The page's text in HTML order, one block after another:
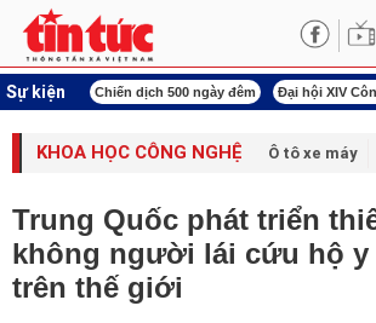
Sự kiện
mạng Chiến dịch 500 ngày đêm Đại hội XIV
KHOA HỌC CÔNG NGHỆ Ô tô xe máy
Trung Quốc phát triển
không người lái cứu hộ y
trên thế giới